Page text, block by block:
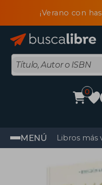
¡Verano con
0
MENÚ Libros más